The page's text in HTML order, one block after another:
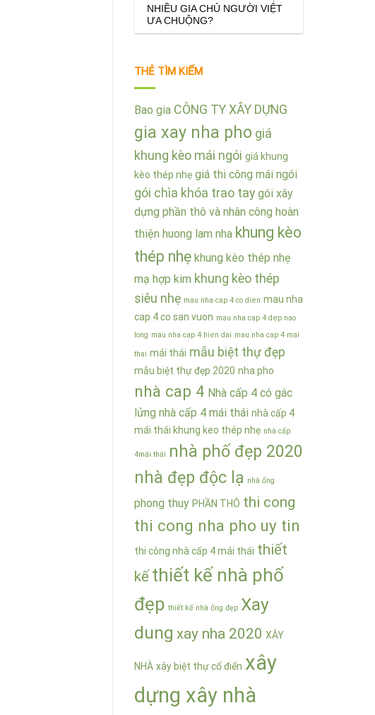
NHIỀU GIA CHỦ NGƯỜI VIỆT
ƯA CHUỘNG?
THẺ TÌM KIẾM
Bao gia CÔNG TY XÂY DỰNG
gia xay nha pho giá
khung kèo mái ngói giá khung
kèo thép nhẹ giá thi công mái ngói
gói chìa khóa trao tay gói xây
dựng phần thô và nhân công hoàn
thiện huong lam nha khung kèo
thép nhẹ khung kèo thép nhẹ
mạ hợp kim khung kèo thép
siêu nhẹ mau nha cap 4 co dien mau nha
cap 4 co san vuon mau nha cap 4 dep nao
long mau nha cap 4 hien dai mau nha cap 4 mai
thai mái thái mẫu biệt thự đẹp
mẫu biệt thự đẹp 2020 nha pho
nhà cap 4 Nhà cấp 4 có gác
lửng nhà cấp 4 mái thái nhà cấp 4
mái thái khung keo thép nhẹ nhà cấp
4mái thái nhà phố đẹp 2020
nhà đẹp độc lạ nhà ống
phong thuy PHẦN THÔ thi cong
thi cong nha pho uy tin
thi công nhà cấp 4 mái thái thiết
kế thiết kế nhà phố
đẹp thiết kế nhà ống đẹp Xay
dung xay nha 2020 XÂY
NHÀ xây biệt thự cổ điển xây
dựng xây nhà